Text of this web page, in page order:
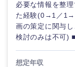
必要な情報を整
た経験(0→1／
画の策定に関与
検討のみは不可)
想定年収